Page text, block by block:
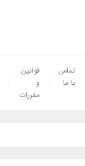
تماس
با ما
قوانین
و
مقررات